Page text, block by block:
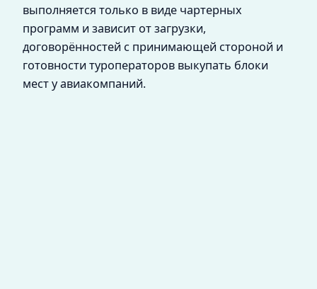
выполняется только в виде чартерных
программ и зависит от загрузки,
договорённостей с принимающей стороной и
готовности туроператоров выкупать блоки
мест у авиакомпаний.